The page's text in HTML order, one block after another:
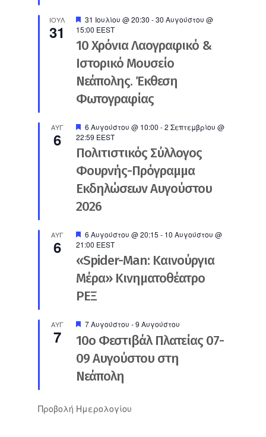
ΙΟΎΛ
31
Προτεινόμενο
31 Ιουλίου @ 20:30 -30 Αυγούστου @
15:00 EEST
10 Χρόνια Λαογραφικό &
Ιστορικό Μουσείο
Νεάπολης. Έκθεση
Φωτογραφίας
ΑΥΓ
6
Προτεινόμενο
6 Αυγούστου @ 10:00 -2 Σεπτεμβρίου @
22:59 EEST
Πολιτιστικός Σύλλογος
Φουρνής-Πρόγραμμα
Εκδηλώσεων Αυγούστου
2026
ΑΥΓ
6
Προτεινόμενο
6 Αυγούστου @ 20:15 - 10 Αυγούστου @
21:00 EEST
«Spider-Man: Καινούργια
Μέρα» Κινηματοθέατρο
ΡΕΞ
ΑΥΓ
7
Προτεινόμενο
7 Αυγούστου -9 Αυγούστου
10ο Φεστιβάλ Πλατείας 07-
09 Αυγούστου στη
Νεάπολη
Προβολή Ημερολογίου